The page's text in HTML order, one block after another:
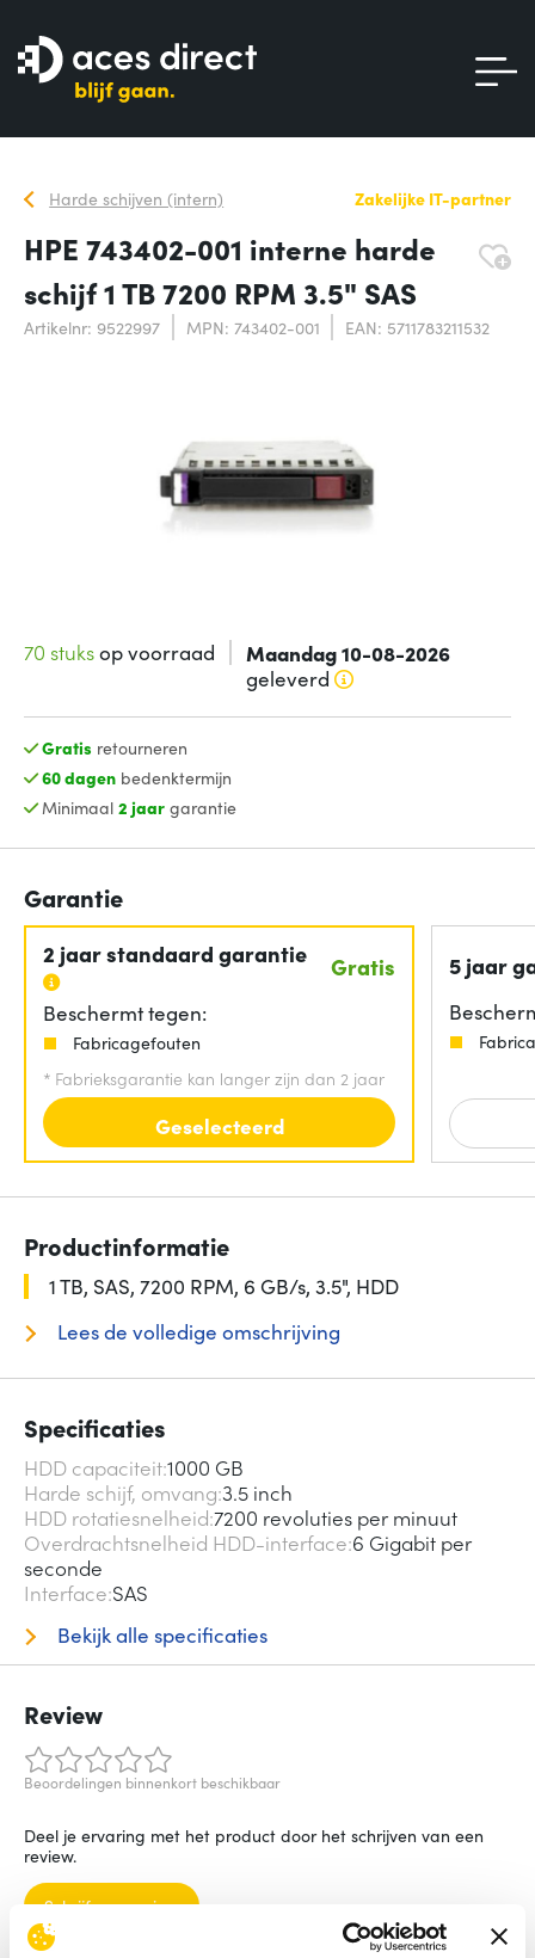
Harde schijven (intern) Zakelijke IT-partner
HPE 743402-001 interne harde
schijf 1 TB 7200 RPM 3.5" SAS
Artikelnr: 9522997 MPN: 743402-001 EAN: 5711783211532
70 stuksop voorraad Maandag 10-08-2026
geleverd
Gratis retourneren
60 dagenbedenktermijn
Minimaal 2 jaargarantie
Garantie
2 jaar standaard garantie Gratis
Beschermt tegen:
Fabricagefouten
* Fabrieksgarantie kan langer zijn dan 2 jaar
Geselecteerd
5 jaar
Productinformatie
1 TB, SAS, 7200 RPM, 6 GB/s, 3.5", HDD
Lees de volledige omschrijving
Specificaties
HDD capaciteit1000 GB
Harde schijf, omvang 3.5 inch
HDD rotatiesnelheid 7200 revoluties per minuut
Overdrachtsnelheid HDD-interface 6 Gigabit per
seconde
Interface SAS
Bekijk alle specificaties
Review
Beoordelingen binnenkort beschikbaar
Deel je ervaring met het product door het schrijven van een
review.
Schrijf een review